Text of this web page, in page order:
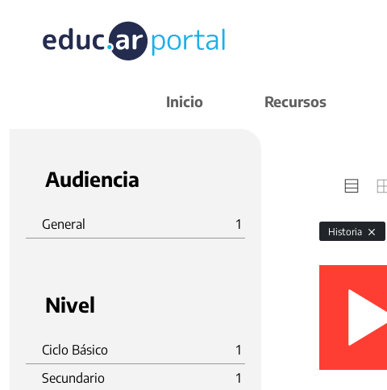
Inicio Recursos
Audiencia
General 1
Nivel
Ciclo Básico
1
Secundario
1
Historia